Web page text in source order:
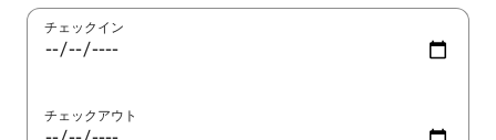
チェックイン
チェックアウト